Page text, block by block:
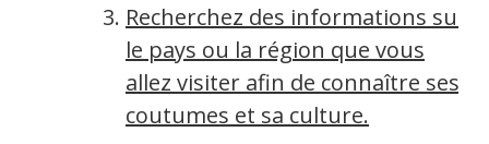
Recherchez des informations sur
le pays ou la région que vous
allez visiter afin de connaître ses
coutumes et sa culture.